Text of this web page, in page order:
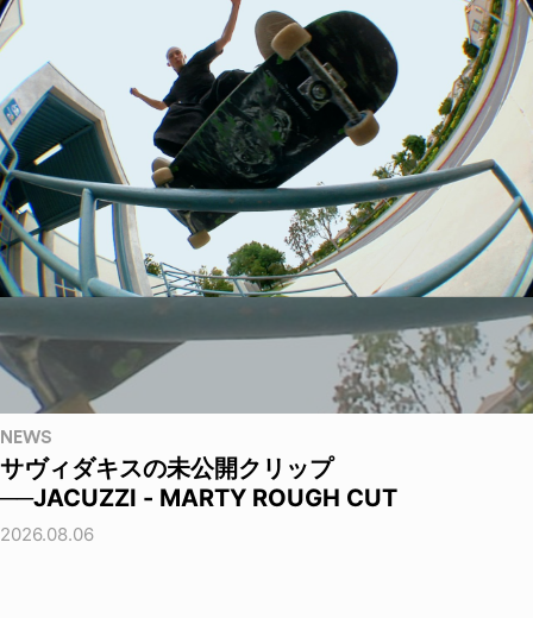
NEWS
サヴィダキスの未公開クリップ
──JACUZZI - MARTY ROUGH CUT
2026.08.06